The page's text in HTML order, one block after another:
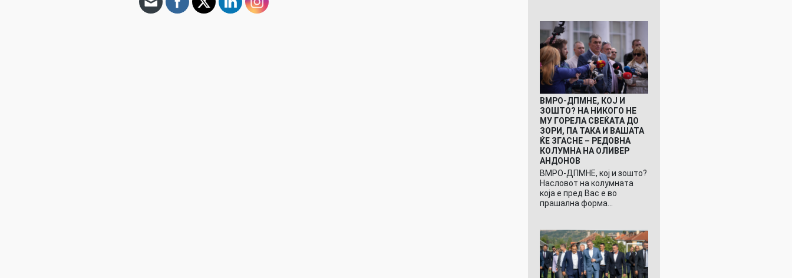
ВМРО-ДПМНЕ, КОЈ И
ЗОШТО? НА НИКОГО НЕ
МУ ГОРЕЛА СВЕЌАТА ДО
ЗОРИ, ПА ТАКА И ВАШАТА
ЌЕ ЗГАСНЕ – РЕДОВНА
КОЛУМНА НА ОЛИВЕР
АНДОНОВ
ВМРО-ДПМНЕ, кој и зошто?
Насловот на колумната
која е пред Вас е во
прашална форма…